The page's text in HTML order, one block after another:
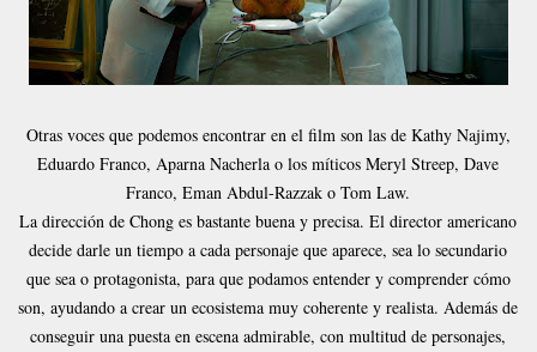
Otras voces que podemos encontrar en el film son las de Kathy Najimy,
Eduardo Franco, Aparna Nacherla o los míticos Meryl Streep, Dave
Franco, Eman Abdul-Razzak o Tom Law.
La dirección de Chong es bastante buena y precisa. El director americano
decide darle un tiempo a cada personaje que aparece, sea lo secundario
que sea o protagonista, para que podamos entender y comprender cómo
son, ayudando a crear un ecosistema muy coherente y realista. Además de
conseguir una puesta en escena admirable, con multitud de personajes,